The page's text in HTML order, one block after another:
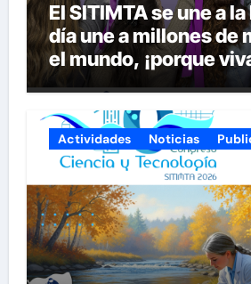
El SITIMTA se une a
día une a millones de
el mundo, ¡porque
seguras nos
Actividades Noticias